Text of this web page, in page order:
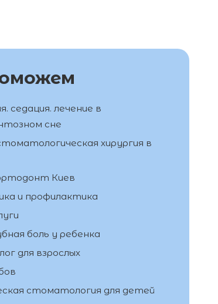
седация. лечение в
сне
хирургия в
Киев
и профилактика
боль у ребенка
для взрослых
стоматология для детей